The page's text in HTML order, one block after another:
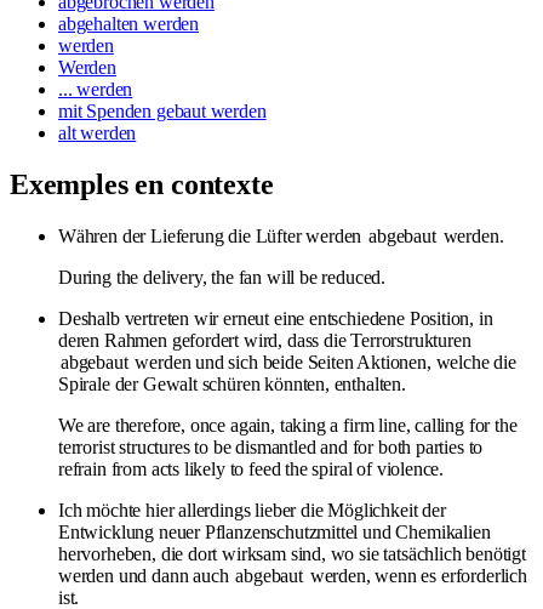
abgehalten werden
werden
Werden
... werden
mit Spenden gebaut werden
alt werden
Exemples en contexte
Währen der Lieferung die Lüfter werden abgebaut werden.
During the delivery, the fan will be reduced.
Deshalb vertreten wir erneut eine entschiedene Position, in
deren Rahmen gefordert wird, dass die Terrorstrukturen
abgebaut werden und sich beide Seiten Aktionen, welche die
Spirale der Gewalt schüren könnten, enthalten.
We are therefore, once again, taking a firm line, calling for the
terrorist structures to be dismantled and for both parties to
refrain from acts likely to feed the spiral of violence.
Ich möchte hier allerdings lieber die Möglichkeit der
Entwicklung neuer Pflanzenschutzmittel und Chemikalien
hervorheben, die dort wirksam sind, wo sie tatsächlich benötigt
werden und dann auch abgebaut werden, wenn es erforderlich
ist.